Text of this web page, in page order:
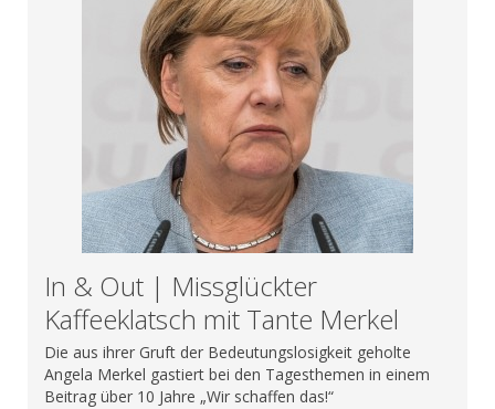
In & Out | Missglückter
Kaffeeklatsch mit Tante Merkel
Die aus ihrer Gruft der Bedeutungslosigkeit geholte
Angela Merkel gastiert bei den Tagesthemen in einem
Beitrag über 10 Jahre „Wir schaffen das!“